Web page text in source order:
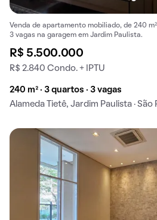
Venda de apartamento mobiliado, de 240
3 vagas na garagem em Jardim Paulista.
R$ 5.500.000
R$ 2.840 Condo. + IPTU
240 m² · 3 quartos · 3 vagas
Alameda Tietê, Jardim Paulista · São